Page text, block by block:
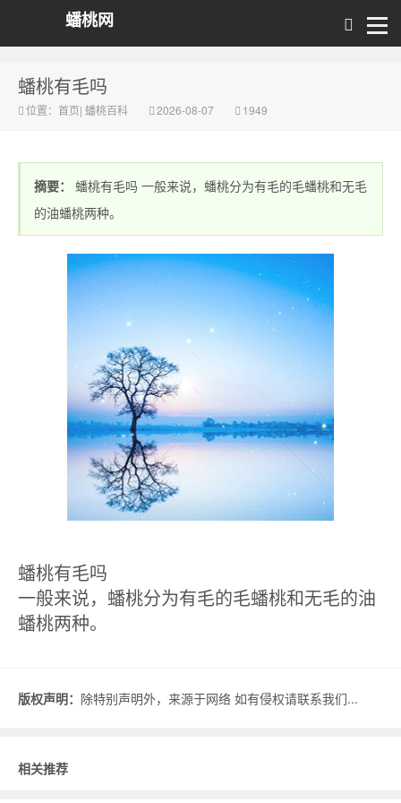
蟠桃网
蟠桃有毛吗
位置： 首页| 蟠桃百科 2026-08-07 1949
摘要：
蟠桃有毛吗 一般来说，蟠桃分为有毛的毛蟠桃和无毛
的油蟠桃两种。
蟠桃有毛吗
一般来说，蟠桃分为有毛的毛蟠桃和无毛的油
蟠桃两种。
版权声明： 除特别声明外，来源于网络 如有侵权请联系我们...
相关推荐